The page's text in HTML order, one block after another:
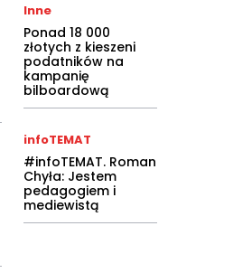
Inne
Ponad 18 000
złotych z kieszeni
podatników na
kampanię
bilboardową
infoTEMAT
#infoTEMAT. Roman
Chyła: Jestem
pedagogiem i
mediewistą